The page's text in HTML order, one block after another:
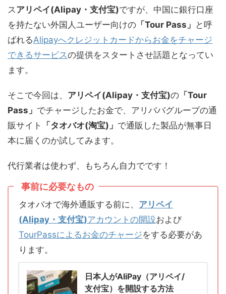
ス アリペイ(Alipay・支付宝)ですが、中国に銀行口座
を持たない外国人ユーザー向けの 「Tour Pass」 と呼
ばれるAlipayへクレジットカードからお金をチャージ
できるサービスの提供をスタートさせ話題となってい
ます。
そこで今回は、 アリペイ(Alipay・支付宝)の 「Tour
Pass」 でチャージしたお金で、アリババグループの通
販サイト
「タオバオ(淘宝)」 で通販した製品が無事日
本に届くのか試してみます。
代行業者は使わず、もちろん自力でです！
事前に必要なもの
タオバオで海外通販する前に、 アリペイ
(Alipay・支付宝)アカウントの開設および
TourPassによるお金のチャージをする必要があ
ります。
日本人がAliPay（アリペイ/
支付宝）を開設する方法